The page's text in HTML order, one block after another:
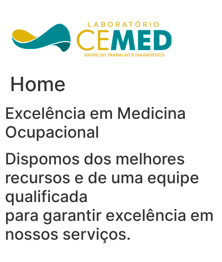
conteúdo
Home
Excelência em Medicina
Ocupacional
Dispomos dos melhores
recursos e de uma equipe
qualificada
para garantir excelência em
nossos serviços.